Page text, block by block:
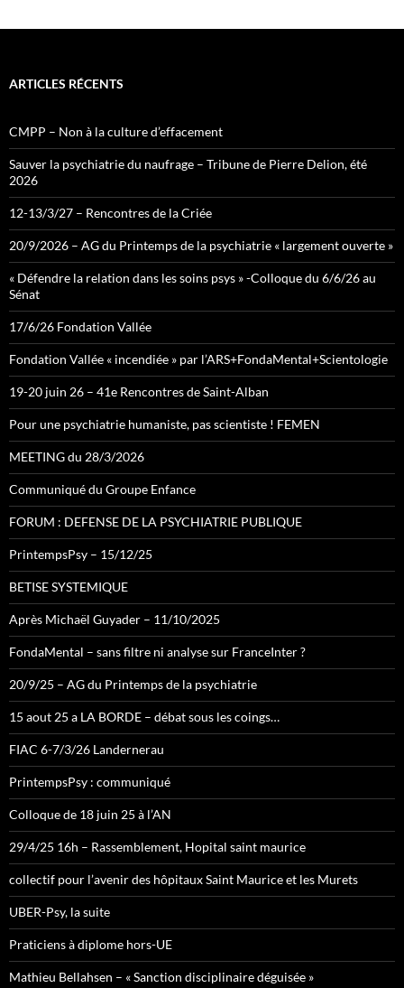
ARTICLES RÉCENTS
CMPP – Non à la culture d’effacement
Sauver la psychiatrie du naufrage – Tribune de Pierre Delion, été
2026
12-13/3/27 – Rencontres de la Criée
20/9/2026 – AG du Printemps de la psychiatrie « largement ouverte »
« Défendre la relation dans les soins psys » -Colloque du 6/6/26 au
Sénat
17/6/26 Fondation Vallée
Fondation Vallée « incendiée » par l’ARS+FondaMental+Scientologie
19-20 juin 26 – 41e Rencontres de Saint-Alban
Pour une psychiatrie humaniste, pas scientiste ! FEMEN
MEETING du 28/3/2026
Communiqué du Groupe Enfance
FORUM : DEFENSE DE LA PSYCHIATRIE PUBLIQUE
PrintempsPsy – 15/12/25
BETISE SYSTEMIQUE
Après Michaël Guyader – 11/10/2025
FondaMental – sans filtre ni analyse sur FranceInter ?
20/9/25 – AG du Printemps de la psychiatrie
15 aout 25 a LA BORDE – débat sous les coings…
FIAC 6-7/3/26 Landernerau
PrintempsPsy : communiqué
Colloque de 18 juin 25 à l’AN
29/4/25 16h – Rassemblement, Hopital saint maurice
collectif pour l’avenir des hôpitaux Saint Maurice et les Murets
UBER-Psy, la suite
Praticiens à diplome hors-UE
Mathieu Bellahsen – « Sanction disciplinaire déguisée »